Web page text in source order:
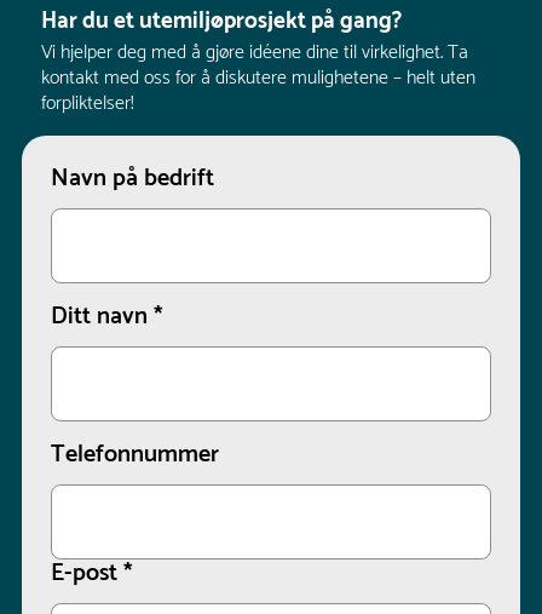
Har du et utemiljøprosjekt på gang?
Vi hjelper deg med å gjøre idéene dine til virkelighet. Ta
kontakt med oss for å diskutere mulighetene – helt uten
forpliktelser!
Navn på bedrift
Ditt navn*
Telefonnummer
E-post*